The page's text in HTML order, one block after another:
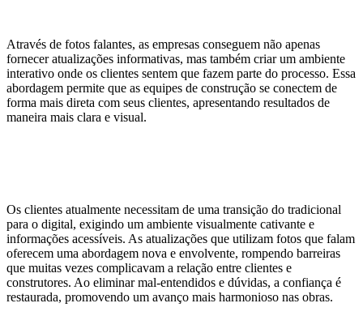
Através de fotos falantes, as empresas conseguem não apenas
fornecer atualizações informativas, mas também criar um ambiente
interativo onde os clientes sentem que fazem parte do processo. Essa
abordagem permite que as equipes de construção se conectem de
forma mais direta com seus clientes, apresentando resultados de
maneira mais clara e visual.
Os clientes atualmente necessitam de uma transição do tradicional
para o digital, exigindo um ambiente visualmente cativante e
informações acessíveis. As atualizações que utilizam fotos que falam
oferecem uma abordagem nova e envolvente, rompendo barreiras
que muitas vezes complicavam a relação entre clientes e
construtores. Ao eliminar mal-entendidos e dúvidas, a confiança é
restaurada, promovendo um avanço mais harmonioso nas obras.